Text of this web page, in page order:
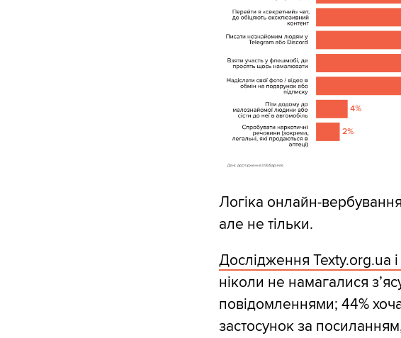
Логіка онлайн-
але не тільки.
Дослідження Texty.org.ua
ніколи не намагалися
повідомленнями; 44%
застосунок за